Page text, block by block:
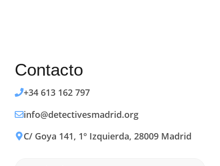
Contacto
+34 613 162 797
info@detectivesmadrid.org
C/ Goya 141, 1º Izquierda, 28009 Madrid